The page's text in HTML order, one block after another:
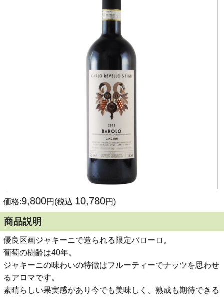
価格:9,800円(税込 10,780円)
商品説明
優良区画ジャキーニで造られる限定バローロ。
葡萄の樹齢は40年。
ジャキーニの味わいの特徴はフルーティーでナッツを思わせ
るアロマです。
素晴らしい果実感があり今でも美味しく、熟成も期待できる